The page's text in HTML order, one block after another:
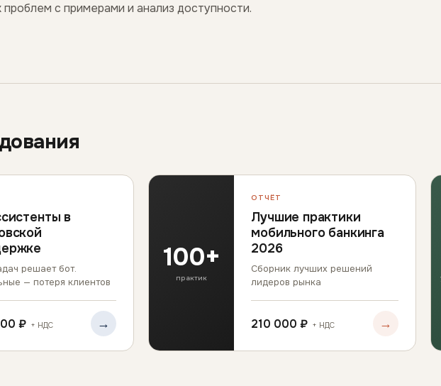
проблем с примерами и анализ доступности.
в
решает бот.
— потеря клиентов
₽ + НДС →
100+
практик
ОТЧЁТ
Лучшие практики
мобильного банкинга
2026
Сборник лучших решений
лидеров рынка
210 000 ₽ + НДС →